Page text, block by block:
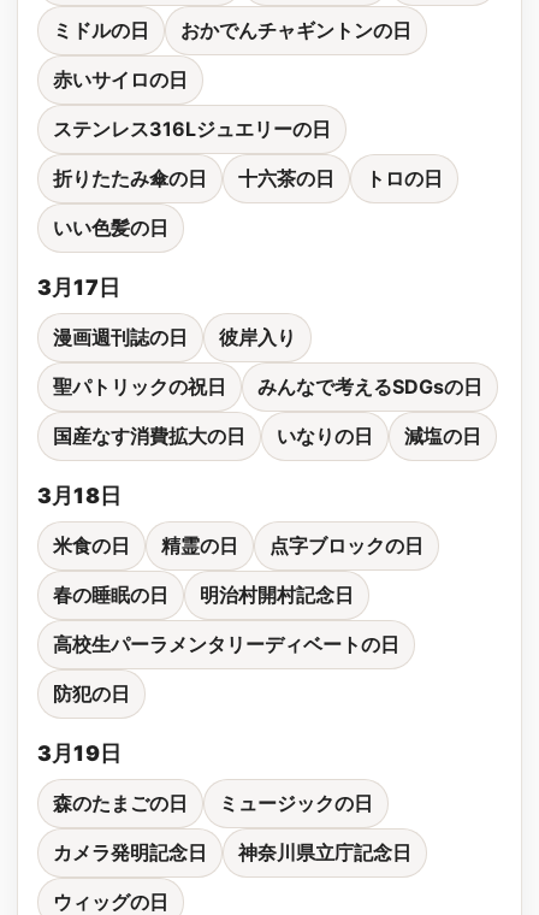
ミドルの日 おかでんチャギントンの日
赤いサイロの日
ステンレス316Lジュエリーの日
折りたたみ傘の日 十六茶の日 トロの日
いい色髪の日
3月17日
漫画週刊誌の日 彼岸入り
聖パトリックの祝日 みんなで考えるSDGsの日
国産なす消費拡大の日 いなりの日 減塩の日
3月18日
米食の日 精霊の日 点字ブロックの日
春の睡眠の日 明治村開村記念日
高校生パーラメンタリーディベートの日
防犯の日
3月19日
森のたまごの日 ミュージックの日
カメラ発明記念日 神奈川県立庁記念日
ウィッグの日